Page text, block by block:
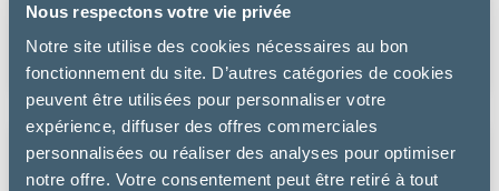
Nous respectons votre vie privée
Notre site utilise des cookies nécessaires au bon
fonctionnement du site. D’autres catégories de cookies
peuvent être utilisées pour personnaliser votre
expérience, diffuser des offres commerciales
personnalisées ou réaliser des analyses pour optimiser
notre offre. Votre consentement peut être retiré à tout
CAT SATIETY WEIGHT MANAGEMENT
19.39 €